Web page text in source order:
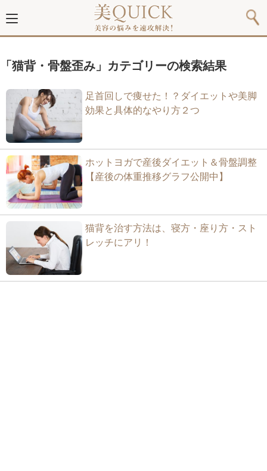
「猫背・骨盤歪み」カテゴリーの検索結果
足首回しで痩せた！？ダイエットや美脚
効果と具体的なやり方２つ
ホットヨガで産後ダイエット＆骨盤調整
【産後の体重推移グラフ公開中】
猫背を治す方法は、寝方・座り方・スト
レッチにアリ！